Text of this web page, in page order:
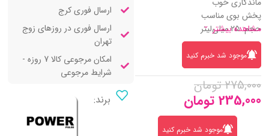
پخش بوی مناسب
حجم: ۲۵ میلی‌لیتر
مشاهده بیشتر
موجود شد خبرم کنید
275,000 تومان
235,000 تومان
موجود شد خبرم کنید
ارسال فوری کرج
ارسال فوری در روزهای زوج
تهران
امکان مرجوعی کالا 7 روزه -
شرایط مرجوعی
برند: